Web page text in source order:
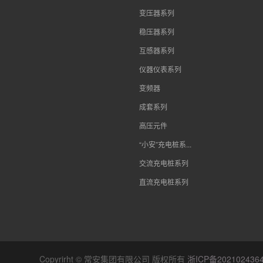
变压器系列
稳压器系列
互感器系列
仪器仪表系列
变频器
成套系列
高压元件
“小安”充电桩系...
交流充电桩系列
直流充电桩系列
Copyrirht © 常安集团有限公司 版权所有 浙ICP备